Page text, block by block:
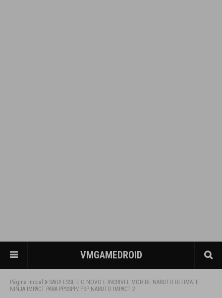
VMGAMEDROID
Página inicial
SAIU! ESSE É O NOVO E INCRÍVEL MOD DE NARUTO ULTIMATE
NINJA IMPACT PARA PPSSPP/ PSP NARUTO IMPACT 2